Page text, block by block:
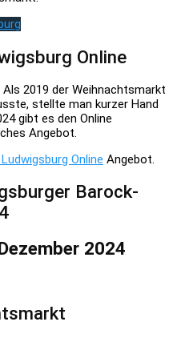
Online
2019 der Weihnachtsmarkt
stellte man kurzer Hand
gibt es den Online
Angebot.
Online Angebot.
Barock-
2024